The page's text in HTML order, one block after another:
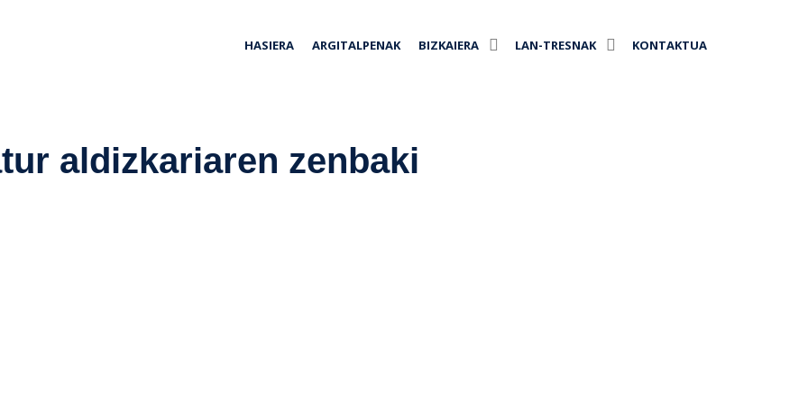
HASIERA ARGITALPENAK BIZKAIERA LAN-TRESNAK KONTAKTUA
aldizkariaren zenbaki